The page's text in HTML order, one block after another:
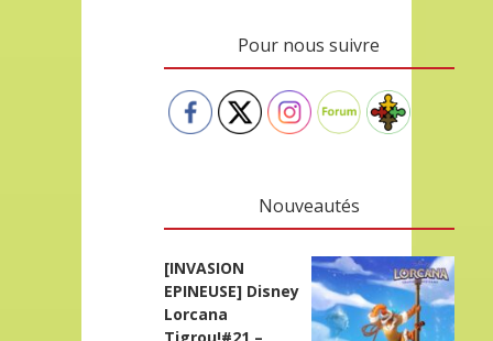
Pour nous suivre
Nouveautés
[INVASION
EPINEUSE] Disney
Lorcana